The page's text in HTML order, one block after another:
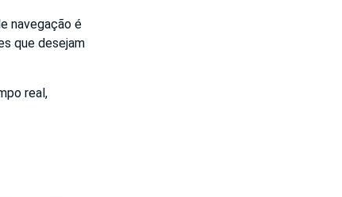
navegação é
que desejam
real,